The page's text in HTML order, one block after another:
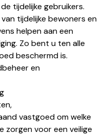
tijdelijke gebruikers.
tijdelijke bewoners en
helpen aan een
Zo bent u ten alle
beschermd is.
en
vastgoed om welke
zorgen voor een veilige